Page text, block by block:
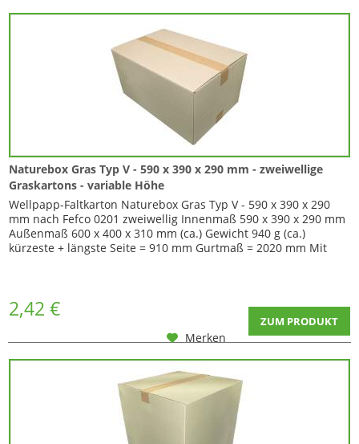
Naturebox Gras Typ V - 590 x 390 x 290 mm - zweiwellige
Graskartons - variable Höhe
Wellpapp-Faltkarton Naturebox Gras Typ V - 590 x 390 x 290
mm nach Fefco 0201 zweiwellig Innenmaß 590 x 390 x 290 mm
Außenmaß 600 x 400 x 310 mm (ca.) Gewicht 940 g (ca.)
kürzeste + längste Seite = 910 mm Gurtmaß = 2020 mm Mit
2,42 € ZUM PRODUKT
Merken